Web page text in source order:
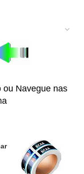
Navegue nas